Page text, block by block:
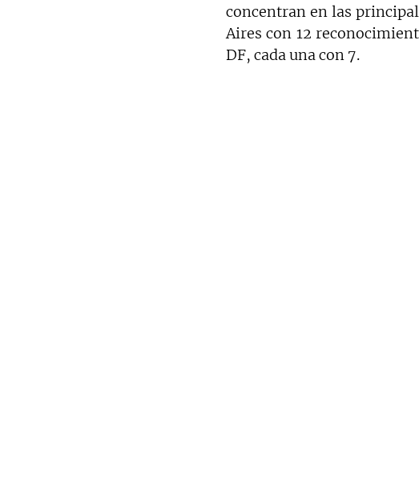
concentran en las
Aires con 12
DF, cada una con 7.